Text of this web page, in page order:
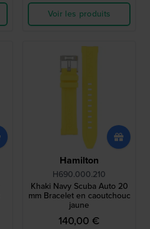
Voir les produits
Hamilton
H690.000.210
Khaki Navy Scuba Auto 20
mm Bracelet en caoutchouc
jaune
140,00 €